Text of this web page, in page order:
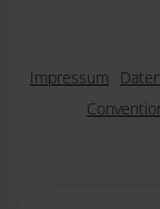
Impressum